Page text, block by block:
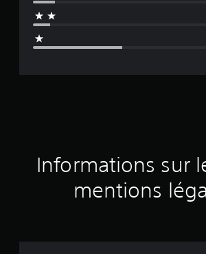
Informations sur
mentions